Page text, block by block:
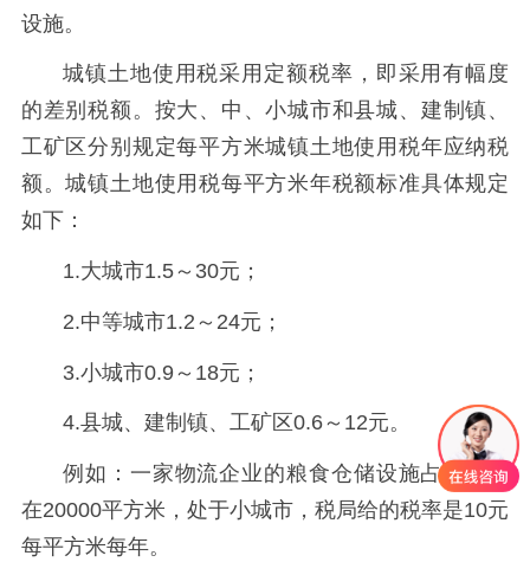
设施。
城镇土地使用税采用定额税率，即采用有幅度
的差别税额。按大、中、小城市和县城、建制镇、
工矿区分别规定每平方米城镇土地使用税年应纳税
额。城镇土地使用税每平方米年税额标准具体规定
如下：
1.大城市1.5～30元；
2.中等城市1.2～24元；
3.小城市0.9～18元；
4.县城、建制镇、工矿区0.6～12元。
例如：一家物流企业的粮食仓储设施占地面积
在20000平方米，处于小城市，税局给的税率是10元
每平方米每年。